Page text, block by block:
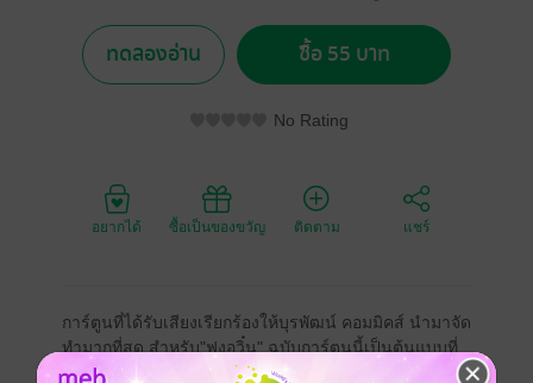
ทดลองอ่าน ซื้อ 55 บาท
No Rating
อยากได้ ซื้อเป็นของขวัญ ติดตาม แชร์
การ์ตูนที่ได้รับเสียงเรียกร้องให้บุรพัฒน์ คอมมิคส์ นำมาจัด
ทำมากที่สุด สำหรับ"ฟงอวิ๋น" ฉบับการ์ตูนนี้เป็นต้นแบบที่
ถูกซื้อลิขสิทธิ์ไปสร้างเป็นภาพยนต์ยอดฮิต ต่อมาได้นำไป